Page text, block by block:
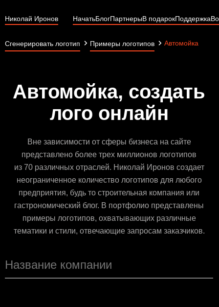
Николай Иронов НачатьБлогПартнерыВ подарокПоддержка
Сгенерировать логотип Примеры логотипов Автомойка
Автомойка, создать
лого онлайн
Вне зависимости от сферы бизнеса на сайте
представлено более трех миллионов логотипов
из 70 различных отраслей. Николай Иронов создает
неограниченное количество логотипов для любого
предприятия, будь то строительная компания или
гастрономический блог. В портфолио представлены
примеры логотипов, охватывающих различные
тематики и стили, отвечающие запросам заказчиков.